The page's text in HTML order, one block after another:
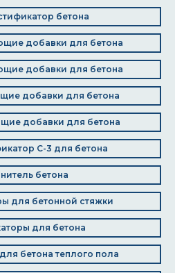
бетона
добавки для бетона
добавки для бетона
добавки для бетона
добавки для бетона
С-3 для бетона
бетона
для бетонной стяжки
для бетона
бетона теплого пола